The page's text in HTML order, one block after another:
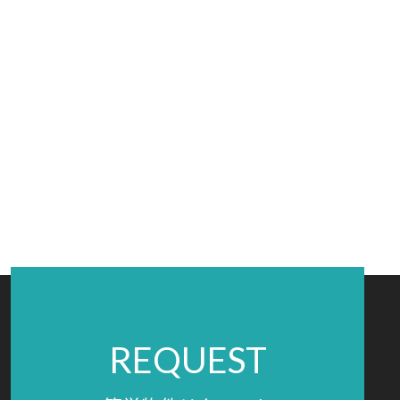
REQUEST